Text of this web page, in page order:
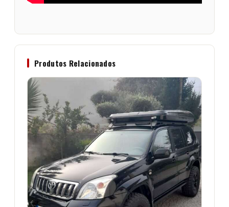
Produtos Relacionados